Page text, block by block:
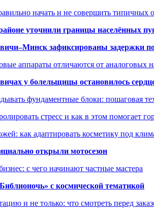
начать и не совершить типичных
уточнили границы населённых
зафиксированы задержки
аппараты отличаются от аналоговых
у болельщицы остановилось
фундаментные блоки: пошаговая
стресс и как в этом помогает
как адаптировать косметику под
открыли мотосезон
с чего начинают частные мастера
с космической тематикой
и не только: что смотреть перед